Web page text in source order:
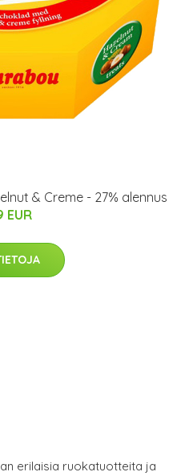
& Creme - 27% alennus
EUR
erilaisia ruokatuotteita ja